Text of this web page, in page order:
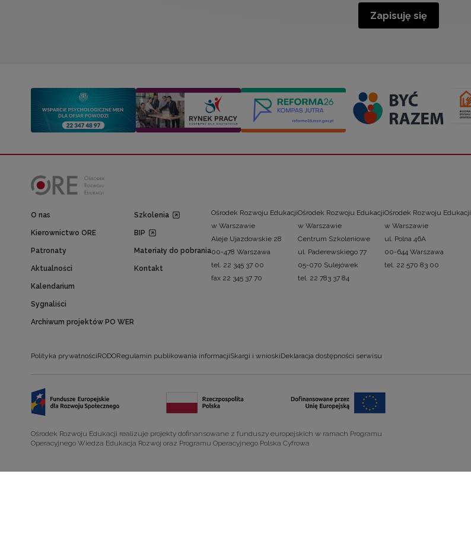
Zapisuję się
O nas
Kierownictwo ORE
Patronaty
Aktualności
Kalendarium
Sygnaliści
Archiwum projektów PO WER
Szkolenia
BIP
Materiały do pobrania
Kontakt
Ośrodek Rozwoju Edukacji
w Warszawie
Aleje Ujazdowskie 28
00-478 Warszawa
tel. 22 345 37 00
fax 22 345 37 70
Ośrodek Rozwoju Edukacji
w Warszawie
Centrum Szkoleniowe
ul. Paderewskiego 77
05-070 Sulejówek
tel. 22 783 37 84
Ośrodek Rozwoju Edukacji
w Warszawie
ul. Polna 46A
00-644 Warszawa
tel. 22 570 83 00
Polityka prywatnościRODORegulamin publikowania informacjiSkargi i wnioskiDeklaracja dostępności serwisu
Ośrodek Rozwoju Edukacji realizuje projekty dofinansowane z funduszy europejskich w ramach Programu
Operacyjnego Wiedza Edukacja Rozwój oraz Programu Operacyjnego Polska Cyfrowa